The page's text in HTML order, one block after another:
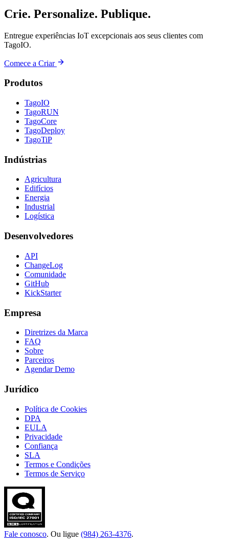
Crie. Personalize. Publique.
Entregue experiências IoT excepcionais aos seus clientes com
TagoIO.
Comece a Criar
Produtos
TagoIO
TagoRUN
TagoCore
TagoDeploy
TagoTiP
Indústrias
Agricultura
Edifícios
Energia
Industrial
Logística
Desenvolvedores
API
ChangeLog
Comunidade
GitHub
KickStarter
Empresa
Diretrizes da Marca
FAQ
Sobre
Parceiros
Agendar Demo
Jurídico
Política de Cookies
DPA
EULA
Privacidade
Confiança
SLA
Termos e Condições
Termos de Serviço
Fale conosco. Ou ligue (984) 263-4376.